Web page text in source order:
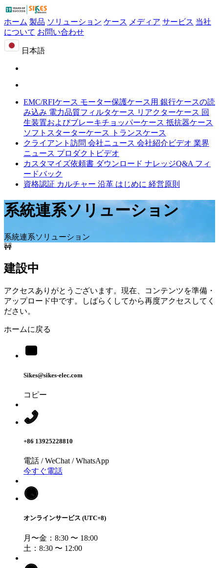
ホーム 製品 ソリューション ケース メディア サービス 当社
について お問い合わせ
日本語
EMC/RFIケース モーター保護ケース用 銀行ケースの読
み込み 電力品質フィルタケース リアクターケース 回
生装置およびブレーキチョッパーケース 抵抗器ケース
ソフトスターターケース
トランスケース
クライアント訪問 会社ニュース 会社紹介ビデオ 業界
ニュース プロダクトビデオ
カスタマイズ依頼書 ダウンロード ナレッジQ&A フィ
ードバック
資格認証 カルチャー 沿革 はじめに 経営原則
系統連系ソリューション
系統連系ソリューション
🚧
建設中
アクセスありがとうございます。現在、コンテンツを準備・
アップロード中です。しばらくしてから再度アクセスしてく
ださい。
ホームに戻る
Sikes@sikes-elec.com
コピー
+86 13925228810
電話 / WeChat / WhatsApp
今すぐ電話
オンラインサービス (UTC+8)
月〜金：8:30 〜 18:00
土：8:30 〜 12:00